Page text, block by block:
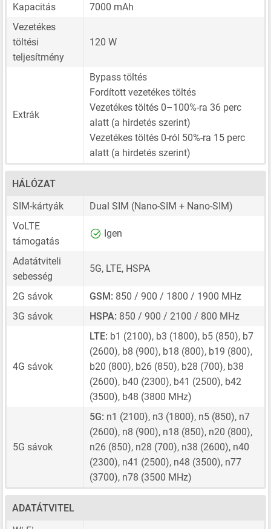
Kapacitás
7000 mAh
Vezetékes
töltési
teljesítmény
120 W
Extrák
Bypass töltés
Fordított vezetékes töltés
Vezetékes töltés 0–100%-ra 36 perc
alatt (a hirdetés szerint)
Vezetékes töltés 0-ról 50%-ra 15 perc
alatt (a hirdetés szerint)
HÁLÓZAT
SIM-kártyák
Dual SIM (Nano-SIM + Nano-SIM)
VoLTE
támogatás
Igen
Adatátviteli
sebesség
5G, LTE, HSPA
2G sávok GSM: 850 / 900 / 1800 / 1900 MHz
3G sávok
HSPA: 850 / 900 / 2100 / 800 MHz
4G sávok
LTE: b1 (2100), b3 (1800), b5 (850), b7
(2600), b8 (900), b18 (800), b19 (800),
b20 (800), b26 (850), b28 (700), b38
(2600), b40 (2300), b41 (2500), b42
(3500), b48 (3800 MHz)
5G sávok
5G: n1 (2100), n3 (1800), n5 (850), n7
(2600), n8 (900), n18 (850), n20 (800),
n26 (850), n28 (700), n38 (2600), n40
(2300), n41 (2500), n48 (3500), n77
(3700), n78 (3500 MHz)
ADATÁTVITEL